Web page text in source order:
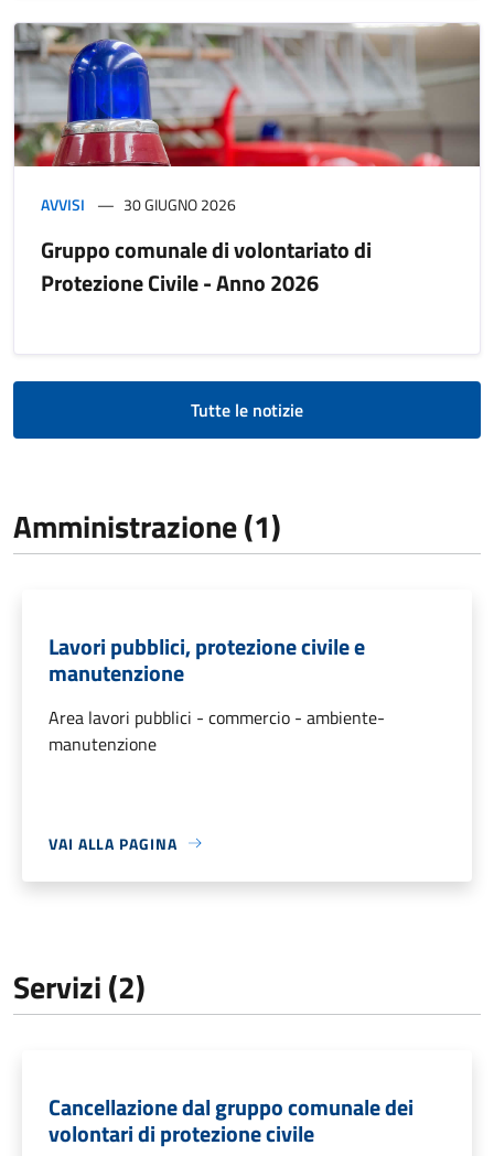
AVVISI 30 GIUGNO 2026
Gruppo comunale di volontariato di
Protezione Civile - Anno 2026
Tutte le notizie
Amministrazione (1)
Lavori pubblici, protezione civile e
manutenzione
Area lavori pubblici - commercio - ambiente-
manutenzione
VAI ALLA PAGINA
Servizi (2)
Cancellazione dal gruppo comunale dei
volontari di protezione civile